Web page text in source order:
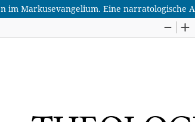
im Markusevangelium. Eine narratologische